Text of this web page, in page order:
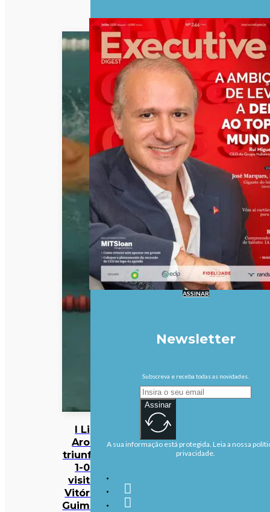
I Liga:
Arouca
triunfa por
1-0 na
visita ao
Vitória de
Guimarães
ASSINAR
Newsletter
Subscreva e receba todas as novidades.
Assinar
A sua informação está protegida. Leia a nossa
privacidade.